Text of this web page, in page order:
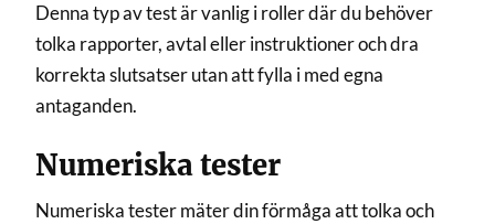
Denna typ av test är vanlig i roller där du behöver
tolka rapporter, avtal eller instruktioner och dra
korrekta slutsatser utan att fylla i med egna
antaganden.
Numeriska tester
Numeriska tester mäter din förmåga att tolka och